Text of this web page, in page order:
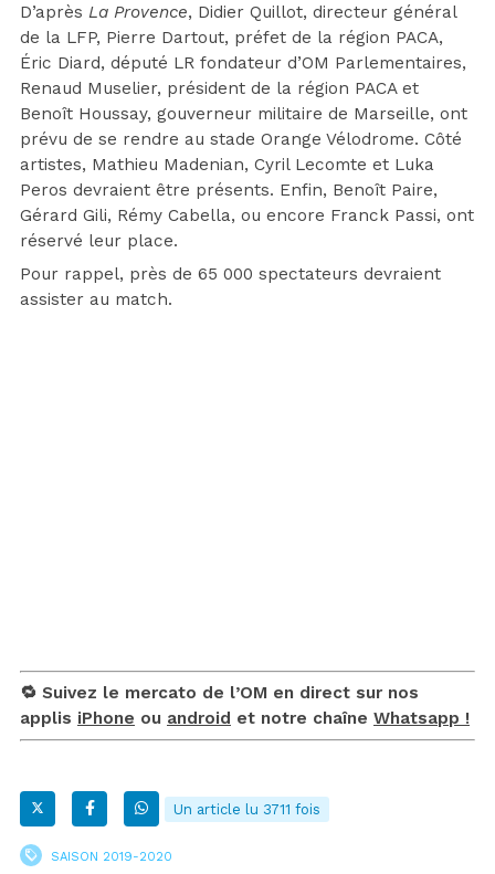
D’après La Provence, Didier Quillot, directeur général
de la LFP, Pierre Dartout, préfet de la région PACA,
Éric Diard, député LR fondateur d’OM Parlementaires,
Renaud Muselier, président de la région PACA et
Benoît Houssay, gouverneur militaire de Marseille, ont
prévu de se rendre au stade Orange Vélodrome. Côté
artistes, Mathieu Madenian, Cyril Lecomte et Luka
Peros devraient être présents. Enfin, Benoît Paire,
Gérard Gili, Rémy Cabella, ou encore Franck Passi, ont
réservé leur place.
Pour rappel, près de 65 000 spectateurs devraient
assister au match.
🔁 Suivez le mercato de l’OM en direct sur nos
applis iPhone ou android et notre chaîne Whatsapp !
Un article lu 3711 fois
SAISON 2019-2020